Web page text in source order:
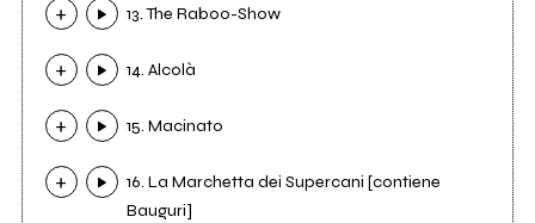
13. The Raboo-Show
14. Alcolà
15. Macinato
16. La Marchetta dei Supercani [contiene
Bauguri]